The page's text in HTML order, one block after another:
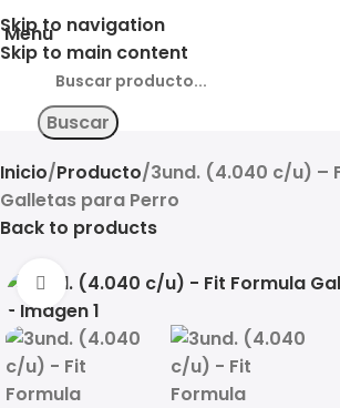
Skip to navigation
Skip to main content
Menu
Buscar
Inicio Producto 3und. (4.040 c/u) –
Galletas para Perro
Back to products
Click to enlarge